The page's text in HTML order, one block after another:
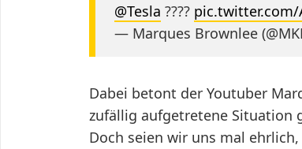
@Tesla ???? pic.twitter.com/
— Marques Brownlee
Dabei betont der Youtuber
zufällig aufgetretene Situation
Doch seien wir uns mal